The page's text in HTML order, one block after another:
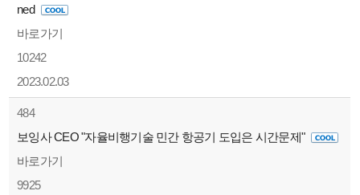
ned
바로가기
10242
2023.02.03
484
보잉사 CEO "자율비행기술 민간 항공기 도입은 시간문제"
바로가기
9925